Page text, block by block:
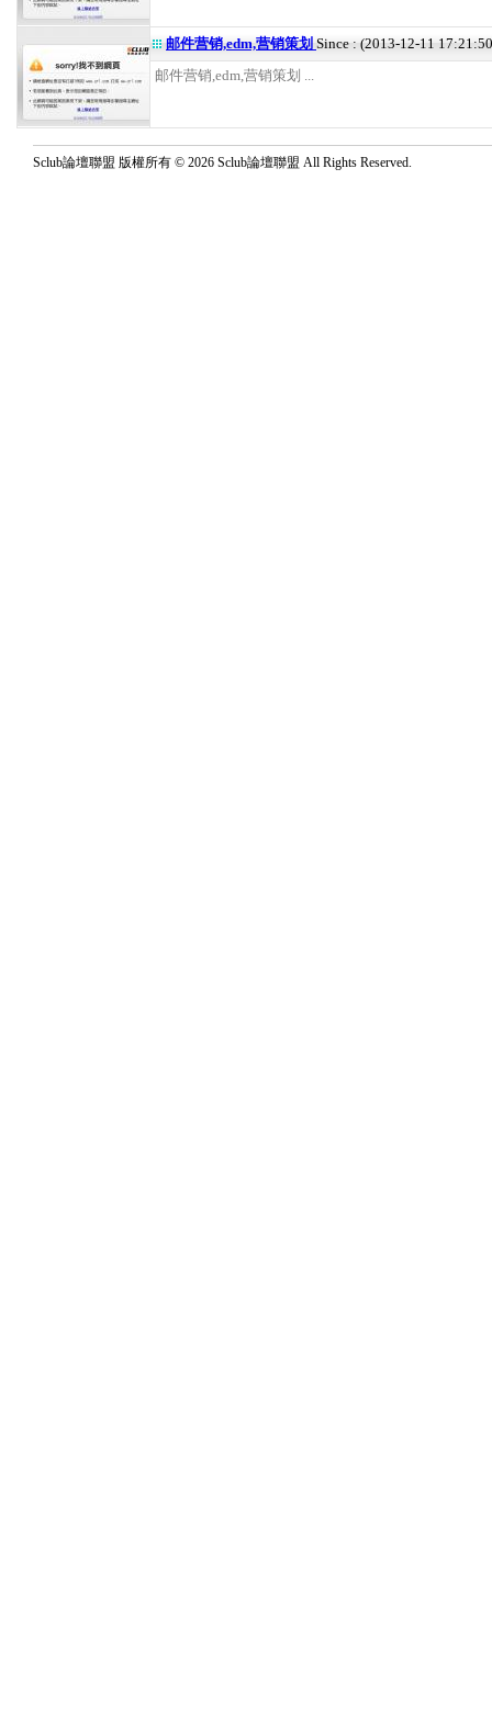
邮件营销,edm,营销策划 Since : (2013-12-11
邮件营销,edm,营销策划 ...
Sclub論壇聯盟 版權所有 © 2026 Sclub論壇聯盟 All Rights Reserved.